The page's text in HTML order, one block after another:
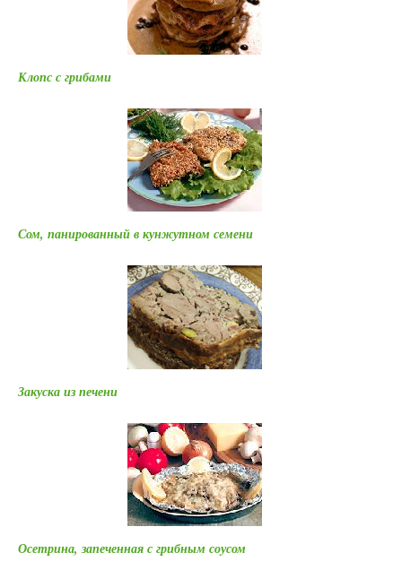
Клопс с грибами
Сом, панированный в кунжутном семени
Закуска из печени
Осетрина, запеченная с грибным соусом